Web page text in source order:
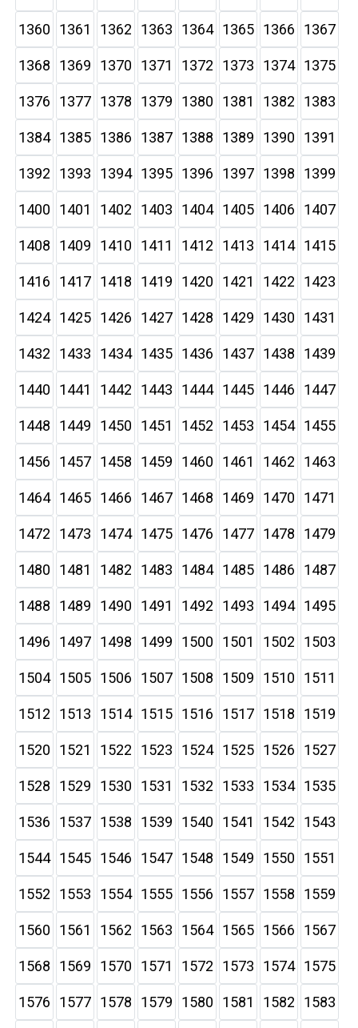
1360 1361 1362 1363 1364 1365 1366 1367
1368 1369 1370 1371 1372 1373 1374 1375
1376 1377 1378 1379 1380 1381 1382 1383
1384 1385 1386 1387 1388 1389 1390 1391
1392 1393 1394 1395 1396 1397 1398 1399
1400 1401 1402 1403 1404 1405 1406 1407
1408 1409 1410 1411 1412 1413 1414 1415
1416 1417 1418 1419 1420 1421 1422 1423
1424 1425 1426 1427 1428 1429 1430 1431
1432 1433 1434 1435 1436 1437 1438 1439
1440 1441 1442 1443 1444 1445 1446 1447
1448 1449 1450 1451 1452 1453 1454 1455
1456 1457 1458 1459 1460 1461 1462 1463
1464 1465 1466 1467 1468 1469 1470 1471
1472 1473 1474 1475 1476 1477 1478 1479
1480 1481 1482 1483 1484 1485 1486 1487
1488 1489 1490 1491 1492 1493 1494 1495
1496 1497 1498 1499 1500 1501 1502 1503
1504 1505 1506 1507 1508 1509 1510 1511
1512 1513 1514 1515 1516 1517 1518 1519
1520 1521 1522 1523 1524 1525 1526 1527
1528 1529 1530 1531 1532 1533 1534 1535
1536 1537 1538 1539 1540 1541 1542 1543
1544 1545 1546 1547 1548 1549 1550 1551
1552 1553 1554 1555 1556 1557 1558 1559
1560 1561 1562 1563 1564 1565 1566 1567
1568 1569 1570 1571 1572 1573 1574 1575
1576 1577 1578 1579 1580 1581 1582 1583